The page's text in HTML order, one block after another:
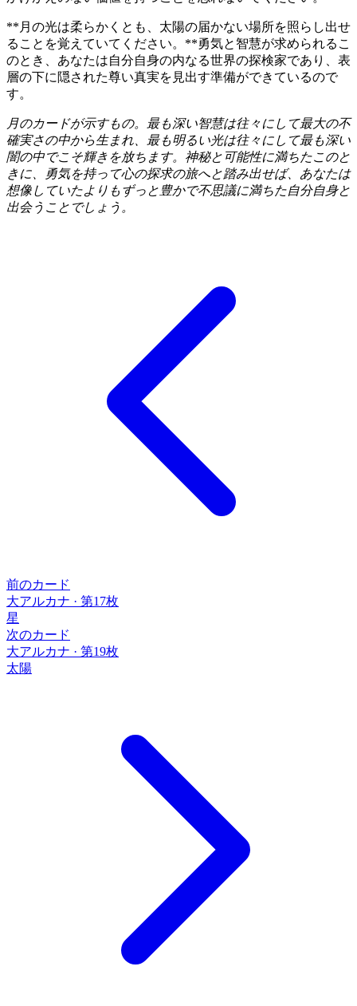
**月の光は柔らかくとも、太陽の届かない場所を照らし出せ
ることを覚えていてください。**勇気と智慧が求められるこ
のとき、あなたは自分自身の内なる世界の探検家であり、表
層の下に隠された尊い真実を見出す準備ができているので
す。
月のカードが示すもの。最も深い智慧は往々にして最大の不
確実さの中から生まれ、最も明るい光は往々にして最も深い
闇の中でこそ輝きを放ちます。神秘と可能性に満ちたこのと
きに、勇気を持って心の探求の旅へと踏み出せば、あなたは
想像していたよりもずっと豊かで不思議に満ちた自分自身と
出会うことでしょう。
前のカード
大アルカナ · 第17枚
星
次のカード
大アルカナ · 第19枚
太陽